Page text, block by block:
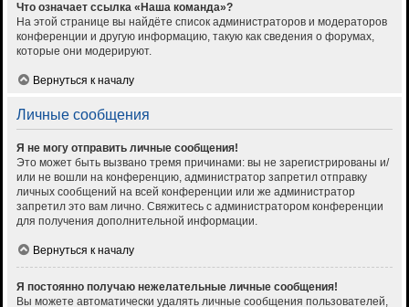
Что означает ссылка «Наша команда»?
На этой странице вы найдёте список администраторов и модераторов
конференции и другую информацию, такую как сведения о форумах,
которые они модерируют.
Вернуться к началу
Личные сообщения
Я не могу отправить личные сообщения!
Это может быть вызвано тремя причинами: вы не зарегистрированы и/
или не вошли на конференцию, администратор запретил отправку
личных сообщений на всей конференции или же администратор
запретил это вам лично. Свяжитесь с администратором конференции
для получения дополнительной информации.
Вернуться к началу
Я постоянно получаю нежелательные личные сообщения!
Вы можете автоматически удалять личные сообщения пользователей,